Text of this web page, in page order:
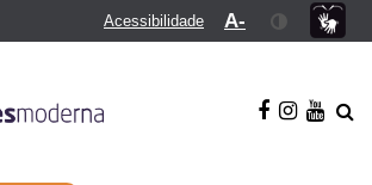
Acessibilidade A-